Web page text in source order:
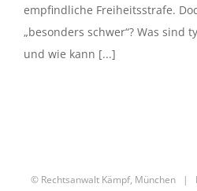
empfindliche Freiheitsstrafe.
„besonders schwer“? Was sind
und wie kann [...]
© Rechtsanwalt Kämpf, München |